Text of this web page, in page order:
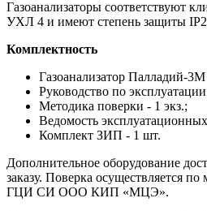
Газоанализаторы соответствуют
УХЛ 4 и имеют степень защиты
Комплектность
Газоанализатор Палладий-
Руководство по
Методика поверки - 1 экз.;
Ведомость
Комплект ЗИП - 1 шт.
Дополнительное оборудование
заказу. Поверка осуществляется
ГЦИ СИ ООО КИП «МЦЭ».